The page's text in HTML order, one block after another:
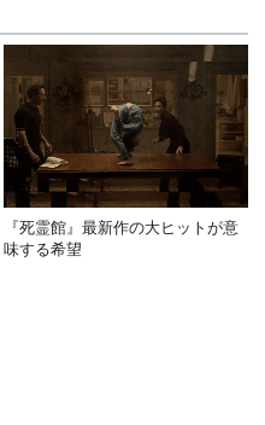
『死霊館』最新作の大ヒットが意
味する希望